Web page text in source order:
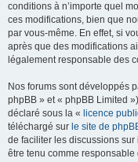
conditions à n’importe quel
ces modifications, bien que
par vous-même. En effet, si
après que des modifications
légalement responsable des
Nos forums sont développés
phpBB » et « phpBB Limited
déclaré sous la « licence
téléchargé sur le site de
de faciliter les discussions
être tenu comme